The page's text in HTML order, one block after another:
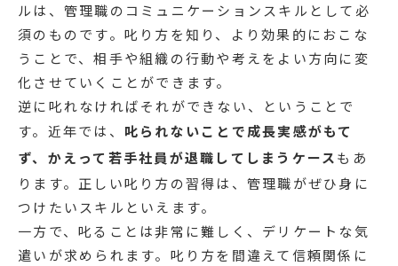
ルは、管理職のコミュニケーションスキルとして必
須のものです。叱り方を知り、より効果的におこな
うことで、相手や組織の行動や考えをよい方向に変
化させていくことができます。
逆に叱れなければそれができない、ということで
す。近年では、 叱られないことで成長実感がもて
ず、かえって若手社員が退職してしまうケースもあ
ります。正しい叱り方の習得は、管理職がぜひ身に
つけたいスキルといえます。
一方で、叱ることは非常に難しく、デリケートな気
遣いが求められます。叱り方を間違えて信頼関係に